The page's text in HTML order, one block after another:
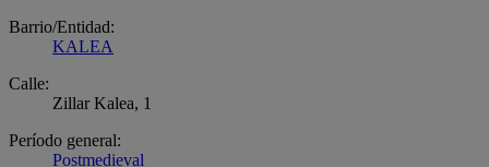
Barrio/Entidad:
KALEA
Calle:
Zillar Kalea, 1
Período general:
Postmedieval